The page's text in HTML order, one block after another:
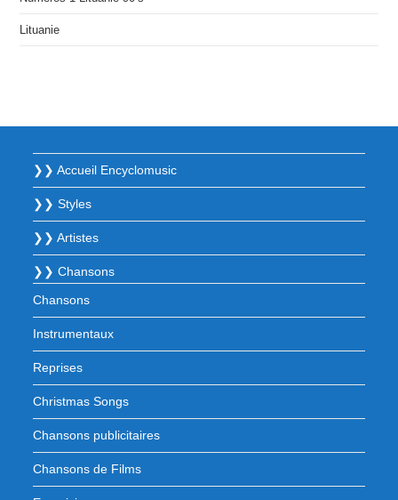
Lituanie
❯❯ Accueil Encyclomusic
❯❯ Styles
❯❯ Artistes
❯❯ Chansons
Chansons
Instrumentaux
Reprises
Christmas Songs
Chansons publicitaires
Chansons de Films